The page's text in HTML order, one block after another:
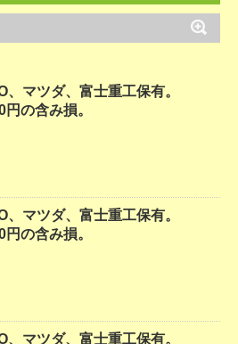
、マツダ、富士重工保有。
円の含み損。
、マツダ、富士重工保有。
円の含み損。
、マツダ、富士重工保有。